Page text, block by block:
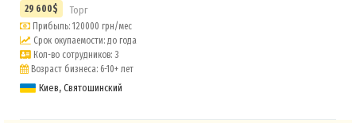
29 600$ Торг
Прибыль: 120000 грн/мес
Срок окупаемости: до года
Кол-во сотрудников: 3
Возраст бизнеса: 6-10+ лет
Киев, Святошинский